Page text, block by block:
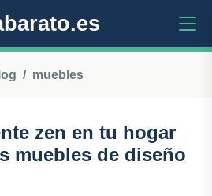
muebles
zen en tu hogar
muebles de diseño